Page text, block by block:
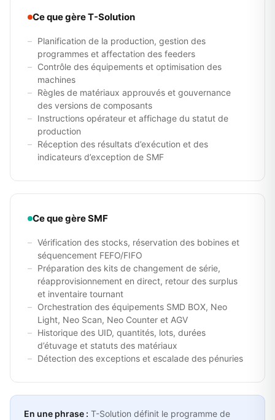
Ce que gère T-Solution
Planification de la production, gestion des
programmes et affectation des feeders
Contrôle des équipements et optimisation des
machines
Règles de matériaux approuvés et gouvernance
des versions de composants
Instructions opérateur et affichage du statut de
production
Réception des résultats d’exécution et des
indicateurs d’exception de SMF
Ce que gère SMF
Vérification des stocks, réservation des bobines et
séquencement FEFO/FIFO
Préparation des kits de changement de série,
réapprovisionnement en direct, retour des surplus
et inventaire tournant
Orchestration des équipements SMD BOX, Neo
Light, Neo Scan, Neo Counter et AGV
Historique des UID, quantités, lots, durées
d’étuvage et statuts des matériaux
Détection des exceptions et escalade des pénuries
En une phrase : T-Solution définit le programme de